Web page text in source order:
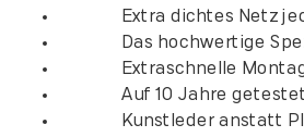
Extra dichtes Netz
Das hochwertige
Extraschnelle
Auf 10 Jahre getestet
Kunstleder anstatt